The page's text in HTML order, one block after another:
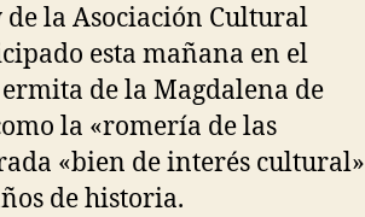
la Asociación Cultural
esta mañana en el
de la Magdalena de
la «romería de las
«bien de interés cultural»
de historia.